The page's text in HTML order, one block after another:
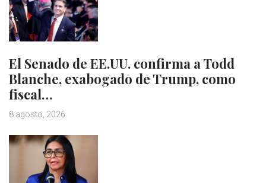
El Senado de EE.UU. confirma a Todd
Blanche, exabogado de Trump, como
fiscal…
8 agosto, 2026